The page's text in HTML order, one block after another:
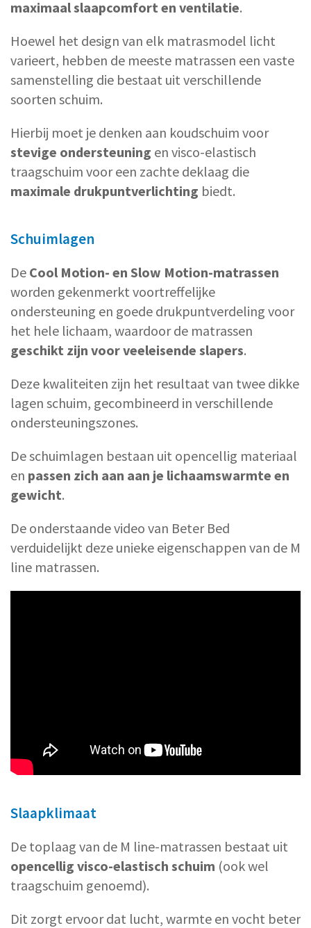
maximaal slaapcomfort en ventilatie.
Hoewel het design van elk matrasmodel licht
varieert, hebben de meeste matrassen een vaste
samenstelling die bestaat uit verschillende
soorten schuim.
Hierbij moet je denken aan koudschuim voor
stevige ondersteuning en visco-elastisch
traagschuim voor een zachte deklaag die
maximale drukpuntverlichting biedt.
Schuimlagen
De Cool Motion- en Slow Motion-matrassen
worden gekenmerkt voortreffelijke
ondersteuning en goede drukpuntverdeling voor
het hele lichaam, waardoor de matrassen
geschikt zijn voor veeleisende slapers.
Deze kwaliteiten zijn het resultaat van twee dikke
lagen schuim, gecombineerd in verschillende
ondersteuningszones.
De schuimlagen bestaan uit opencellig materiaal
en passen zich aan aan je lichaamswarmte en
gewicht.
De onderstaande video van Beter Bed
verduidelijkt deze unieke eigenschappen van de M
line matrassen.
Slaapklimaat
De toplaag van de M line-matrassen bestaat uit
opencellig visco-elastisch schuim (ook wel
traagschuim genoemd).
Dit zorgt ervoor dat lucht, warmte en vocht beter